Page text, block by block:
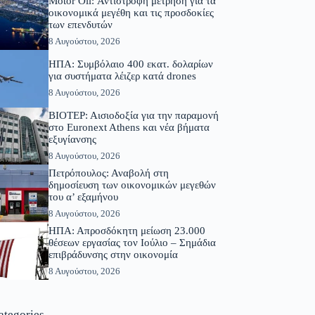
οικονομικά μεγέθη και τις προσδοκίες
των επενδυτών
8 Αυγούστου, 2026
ΗΠΑ: Συμβόλαιο 400 εκατ. δολαρίων
για συστήματα λέιζερ κατά drones
8 Αυγούστου, 2026
ΒΙΟΤΕΡ: Αισιοδοξία για την παραμονή
στο Euronext Athens και νέα βήματα
εξυγίανσης
8 Αυγούστου, 2026
Πετρόπουλος: Αναβολή στη
δημοσίευση των οικονομικών μεγεθών
του α’ εξαμήνου
8 Αυγούστου, 2026
ΗΠΑ: Απροσδόκητη μείωση 23.000
θέσεων εργασίας τον Ιούλιο – Σημάδια
επιβράδυνσης στην οικονομία
8 Αυγούστου, 2026